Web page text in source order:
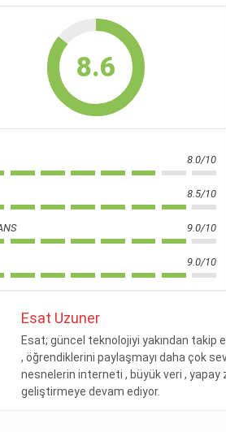
8.6
8.0/10
8.5/10
9.0/10
9.0/10
Esat Uzuner
Esat; güncel teknolojiyi yakından
, öğrendiklerini paylaşmayı daha çok
nesnelerin interneti , büyük veri , yapay
geliştirmeye devam ediyor.